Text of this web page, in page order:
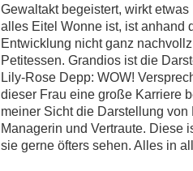
Gewaltakt begeistert, wirkt
alles Eitel Wonne ist, ist anhand
Entwicklung nicht ganz
Petitessen. Grandios ist die
Lily-Rose Depp: WOW!
dieser Frau eine große Karriere
meiner Sicht die Darstellung
Managerin und Vertraute. Diese
sie gerne öfters sehen. Alles in